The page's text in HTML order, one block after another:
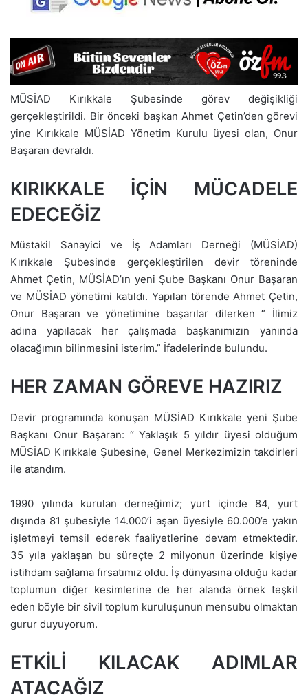
MÜSİAD Kırıkkale Şubesinde görev değişikliği
gerçekleştirildi. Bir önceki başkan Ahmet Çetin’den görevi
yine Kırıkkale MÜSİAD Yönetim Kurulu üyesi olan, Onur
Başaran devraldı.
KIRIKKALE İÇİN MÜCADELE
EDECEĞİZ
Müstakil Sanayici ve İş Adamları Derneği (MÜSİAD)
Kırıkkale Şubesinde gerçekleştirilen devir töreninde
Ahmet Çetin, MÜSİAD’ın yeni Şube Başkanı Onur Başaran
ve MÜSİAD yönetimi katıldı. Yapılan törende Ahmet Çetin,
Onur Başaran ve yönetimine başarılar dilerken “ İlimiz
adına yapılacak her çalışmada başkanımızın yanında
olacağımın bilinmesini isterim.” İfadelerinde bulundu.
HER ZAMAN GÖREVE HAZIRIZ
Devir programında konuşan MÜSİAD Kırıkkale yeni Şube
Başkanı Onur Başaran: “ Yaklaşık 5 yıldır üyesi olduğum
MÜSİAD Kırıkkale Şubesine, Genel Merkezimizin takdirleri
ile atandım.
1990 yılında kurulan derneğimiz; yurt içinde 84, yurt
dışında 81 şubesiyle 14.000’i aşan üyesiyle 60.000’e yakın
işletmeyi temsil ederek faaliyetlerine devam etmektedir.
35 yıla yaklaşan bu süreçte 2 milyonun üzerinde kişiye
istihdam sağlama fırsatımız oldu. İş dünyasına olduğu kadar
toplumun diğer kesimlerine de her alanda örnek teşkil
eden böyle bir sivil toplum kuruluşunun mensubu olmaktan
gurur duyuyorum.
ETKİLİ KILACAK ADIMLAR
ATACAĞIZ